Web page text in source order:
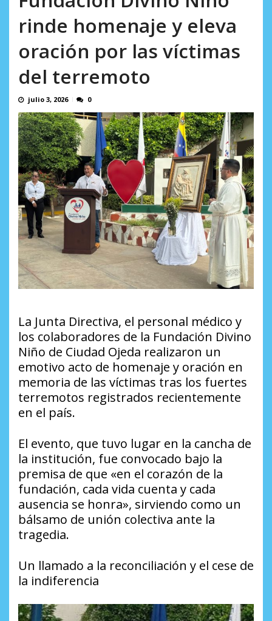
rinde homenaje y eleva
oración por las víctimas
del terremoto
julio 3, 2026 0
La Junta Directiva, el personal médico y
los colaboradores de la Fundación Divino
Niño de Ciudad Ojeda realizaron un
emotivo acto de homenaje y oración en
memoria de las víctimas tras los fuertes
terremotos registrados recientemente
en el país.
​El evento, que tuvo lugar en la cancha de
la institución, fue convocado bajo la
premisa de que «en el corazón de la
fundación, cada vida cuenta y cada
ausencia se honra», sirviendo como un
bálsamo de unión colectiva ante la
tragedia.
Un llamado a la reconciliación y el cese de
la indiferencia